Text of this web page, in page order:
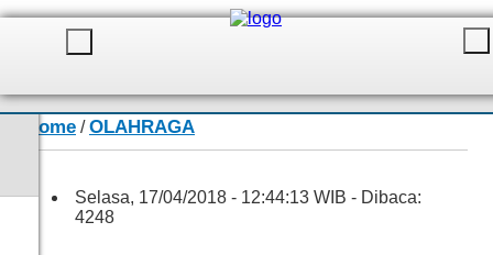
Home /OLAHRAGA
Selasa, 17/04/2018 - 12:44:13 WIB - Dibaca:
4248